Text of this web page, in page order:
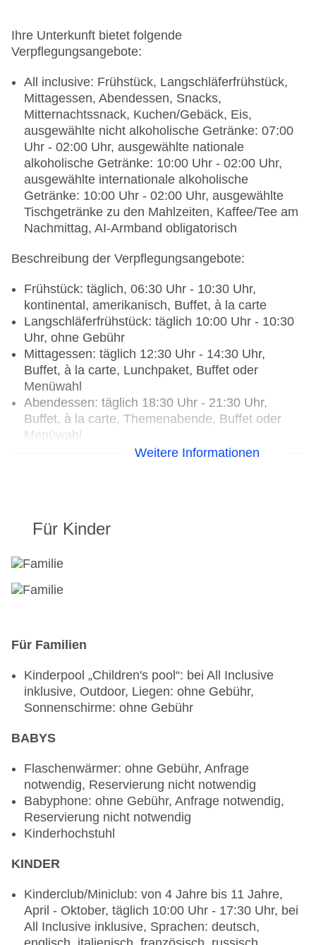
Internet: WLAN/WiFi, im gesamten Hotel
(Anlage): ohne Gebühr, im öffentlichen Bereich:
ohne Gebühr, in der Bar: ohne Gebühr, am Pool:
ohne Gebühr
Wäscheservice: gegen Gebühr
Concierge Service, Gepäckservice
Zahlungsarten: TUI Card / VISA, MasterCard,
American Express, EC Karte/Maestro
Haustiere nicht erlaubt
Parkmöglichkeiten: Stellplätze, nicht überdacht:
ohne Gebühr, Anfrage & Reservierung nicht
notwendig
Tagungseinrichtungen: Konferenzräume: 1,
Tagungsequipment: gegen Gebühr, Coffee
Breaks: gegen Gebühr
Größe des Hotels/Anlage: 150000 qkm
Gebäudeanzahl: 31, Etagen: 2, Zimmer: 499
Landeskategorie: 5 Sterne
Ihre Unterkunft bietet folgende
Verpflegungsangebote:
All inclusive: Frühstück, Langschläferfrühstück,
Mittagessen, Abendessen, Snacks,
Mitternachtssnack, Kuchen/Gebäck, Eis,
ausgewählte nicht alkoholische Getränke: 07:00
Uhr - 02:00 Uhr, ausgewählte nationale
alkoholische Getränke: 10:00 Uhr - 02:00 Uhr,
ausgewählte internationale alkoholische
Getränke: 10:00 Uhr - 02:00 Uhr, ausgewählte
Tischgetränke zu den Mahlzeiten, Kaffee/Tee am
Nachmittag, AI-Armband obligatorisch
Beschreibung der Verpflegungsangebote:
Frühstück: täglich, 06:30 Uhr - 10:30 Uhr,
kontinental, amerikanisch, Buffet, à la carte
Langschläferfrühstück: täglich 10:00 Uhr - 10:30
Uhr, ohne Gebühr
Mittagessen: täglich 12:30 Uhr - 14:30 Uhr,
Buffet, à la carte, Lunchpaket, Buffet oder
Menüwahl
Abendessen: täglich 18:30 Uhr - 21:30 Uhr,
Buffet, à la carte, Themenabende, Buffet oder
Menüwahl
Snacks: täglich 12:30 Uhr - 20:30 Uhr, ohne
All Inclusive inklusive
Restaurants: 12
asiatisch, griechisch, international, italienisch,
lactosefreie Gerichte: bei All Inclusive inklusive,
Inclusive inklusive, vegane Gerichte: bei All
Inclusive inklusive, Anfrage notwendig, Buffet,
Showcooking, Afternoon Tea, ohne Gebühr, bei
Uhr, 06:30 Uhr - 10:30 Uhr, 12:30 Uhr - 14:30
Uhr, klimatisierbar, mit Terrasse, Kinderhochstuhl,
angemessene Kleidung erwünscht
Spezialitätenrestaurant „Italian restaurant“:
Küche: italienisch, à la carte, Reservierung
notwendig, ohne Gebühr, bei All Inclusive
21:30 Uhr, Kinderhochstuhl, angemessene
Kleidung erwünscht
Spezialitätenrestaurant „Ellinadiko restaurant“:
Küche: griechisch, à la carte, Reservierung
notwendig, ohne Gebühr, bei All Inclusive
Weitere Informationen
Für Kinder
Für Familien
Kinderpool „Children's pool“: bei All Inclusive
inklusive, Outdoor, Liegen: ohne Gebühr,
Sonnenschirme: ohne Gebühr
BABYS
Flaschenwärmer: ohne Gebühr, Anfrage
notwendig, Reservierung nicht notwendig
Babyphone: ohne Gebühr, Anfrage notwendig,
Reservierung nicht notwendig
Kinderhochstuhl
KINDER
Kinderclub/Miniclub: von 4 Jahre bis 11 Jahre,
April - Oktober, täglich 10:00 Uhr - 17:30 Uhr, bei
All Inclusive inklusive, Sprachen: deutsch,